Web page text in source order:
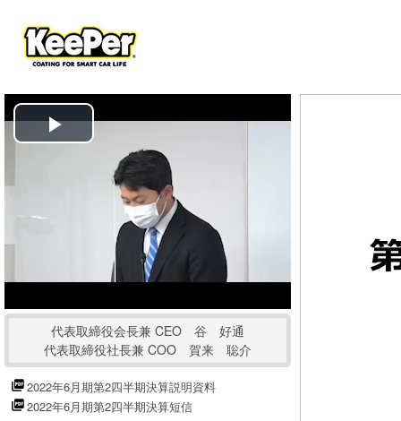
P
V
i
d
代表取締役会長兼 CEO 谷 好通
代表取締役社長兼 COO 賀来 聡介
2022年6月期第2四半期決算説明資料
2022年6月期第2四半期決算短信